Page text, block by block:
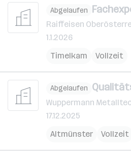
Abgelaufen
Raiffeisen
1.1.2026
Timelkam
Vollzeit
Abgelaufen
Wuppermann
17.12.2025
Altmünster
Vollzeit